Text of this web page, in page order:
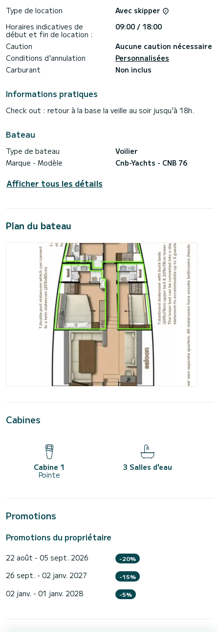
Type de location
Avec skipper
Horaires indicatives de
début et fin de location :
09:00 / 18:00
Caution
Aucune caution nécessaire
Conditions d'annulation
Personnalisées
Carburant
Non inclus
Informations pratiques
Check out : retour à la base la veille au soir jusqu'à 18h.
Bateau
Type de bateau
Voilier
Marque - Modèle
Cnb-Yachts - CNB 76
Afficher tous les détails
Plan du bateau
Cabines
Cabine 1
Pointe
3 Salles d'eau
Promotions
Promotions du propriétaire
22 août - 05 sept. 2026 -20%
26 sept. - 02 janv. 2027 -15%
02 janv. - 01 janv. 2028 -5%